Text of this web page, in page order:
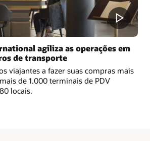
agiliza as operações em
de transporte
viajantes a fazer suas compras mais
de 1.000 terminais de PDV
locais.